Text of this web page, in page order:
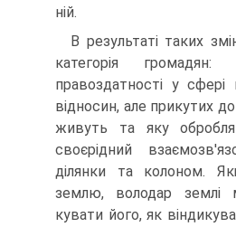
ній.
В результаті таких
категорія громадян:
правоздатності у сфері
відносин, але прикутих
живуть та яку
своєрідний
ділянки та колоном.
землю, володар землі
кувати його, як